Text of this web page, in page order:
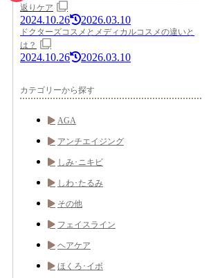
返りケア
2024.10.26 2026.03.10
ドクターズコスメとメディカルコスメの違いと
は？
2024.10.26 2026.03.10
カテゴリーから探す
AGA
アンチエイジング
しみ･ニキビ
しわ･たるみ
その他
フェイスライン
ヘアケア
ほくろ･イボ
Pocket